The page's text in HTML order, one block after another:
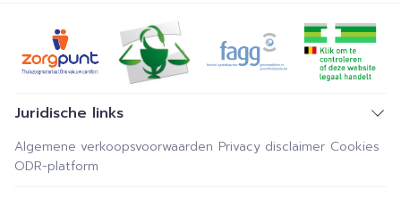
Juridische links
Algemene verkoopsvoorwaarden Privacy disclaimer Cookies
ODR-platform